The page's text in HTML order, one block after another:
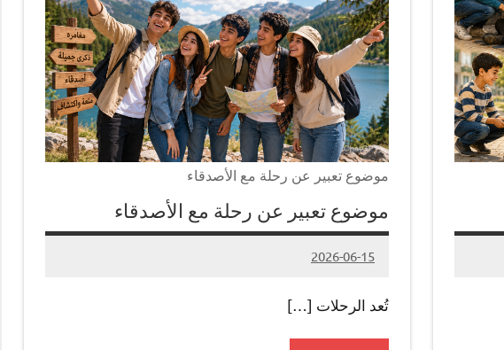
موضوع تعبير عن رحلة مع الأصدقاء
موضوع تعبير عن رحلة مع الأصدقاء
2026-06-15
Admin#
لا
تعليقات
تُعد الرحلات […]